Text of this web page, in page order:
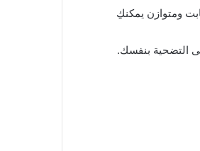
ومتوازن يمكنكِ
التضحية بنفسك.